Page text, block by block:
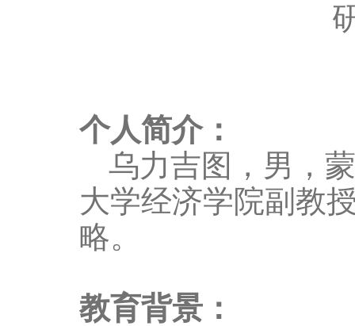
个人简介：
乌力吉图，男，
大学经济学院副教
略。
教育背景：